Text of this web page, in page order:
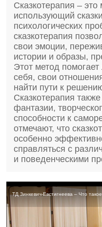
Сказкотерапия –
использующий
психологических
сказкотерапия
свои эмоции,
истории и образы,
Этот метод
себя, свои
найти пути к
Сказкотерапия
фантазии,
способности к
отмечают, что
особенно
справляться с
и поведенческими
ТД Зинкевич-Евстигнеева – Что